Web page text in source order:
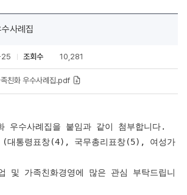
사례집
조회수 10,281
친화 우수사례집.pdf
수사례집을 붙임과 같이 첨부합니다.
령표창(4), 국무총리표창(5), 여성가
및 가족친화경영에 많은 관심 부탁드립니